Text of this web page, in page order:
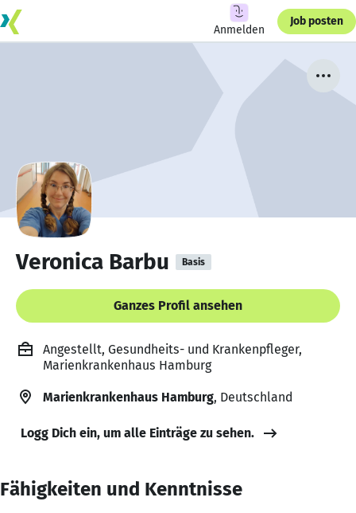
Anmelden
Job posten
Veronica Barbu Basis
Ganzes Profil ansehen
Angestellt, Gesundheits- und Krankenpfleger,
Marienkrankenhaus Hamburg
Marienkrankenhaus Hamburg, Deutschland
Logg Dich ein, um alle Einträge zu sehen.
Fähigkeiten und Kenntnisse